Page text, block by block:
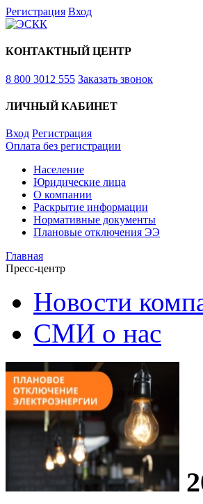
Регистрация Вход
КОНТАКТНЫЙ ЦЕНТР
8 800 3012 555 Заказать звонок
ЛИЧНЫЙ КАБИНЕТ
Вход Регистрация
Оплата без регистрации
Население
Юридические лица
О компании
Раскрытие информации
Нормативные документы
Плановые отключения ЭЭ
Главная
Пресс-центр
Новости
СМИ о нас